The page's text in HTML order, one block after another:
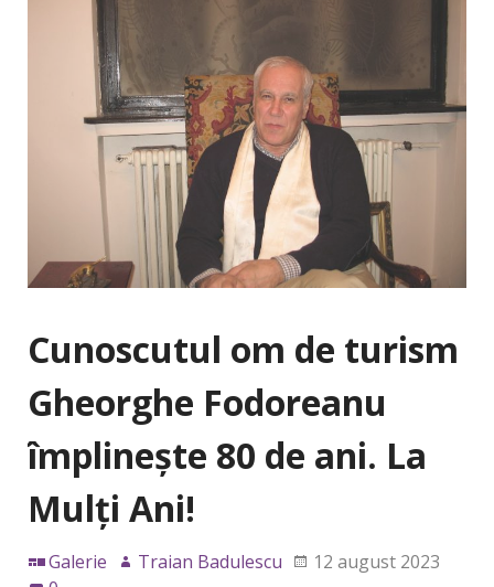
Cunoscutul om de turism
Gheorghe Fodoreanu
împlinește 80 de ani. La
Mulți Ani!
Galerie Traian Badulescu
12 august 2023